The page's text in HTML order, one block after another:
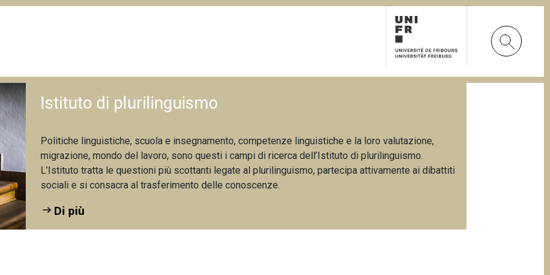
Istituto di plurilinguismo
Politiche linguistiche, scuola e insegnamento, competenze linguistiche e la loro valutazione,
migrazione, mondo del lavoro, sono questi i campi di ricerca dell’Istituto di plurilinguismo.
L’Istituto tratta le questioni più scottanti legate al plurilinguismo, partecipa attivamente ai dibattiti
sociali e si consacra al trasferimento delle conoscenze.
Di più